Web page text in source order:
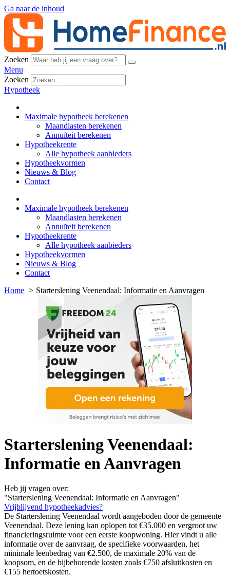
Ga naar de inhoud
Zoeken
Menu
Zoeken
Hypotheek
Maximale hypotheek berekenen
Maandlasten berekenen
Annuïteit berekenen
Hypotheekrente
Alle hypotheek aanbieders
Hypotheekvormen
Nieuws & Blog
Contact
Maximale hypotheek berekenen
Maandlasten berekenen
Annuïteit berekenen
Hypotheekrente
Alle hypotheek aanbieders
Hypotheekvormen
Nieuws & Blog
Contact
Home
Starterslening Veenendaal: Informatie en Aanvragen
Starterslening Veenendaal:
Informatie en Aanvragen
Heb jij vragen over:
"Starterslening Veenendaal: Informatie en Aanvragen"
Vrijblijvend hypotheekadvies?
De Starterslening Veenendaal wordt aangeboden door de gemeente
Veenendaal. Deze lening kan oplopen tot €35.000 en vergroot uw
financieringsruimte voor een eerste koopwoning. Hier vindt u alle
informatie over de aanvraag, de specifieke voorwaarden, het
minimale leenbedrag van €2.500, de maximale 20% van de
koopsom, en de bijbehorende kosten zoals €750 afsluitkosten en
€155 hertoetskosten.